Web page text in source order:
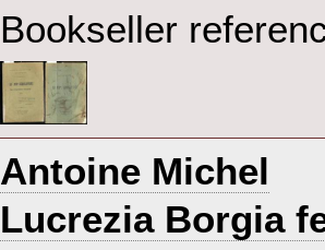
Bookseller
‎Antoine Michel‎
‎Lucrezia Borgia